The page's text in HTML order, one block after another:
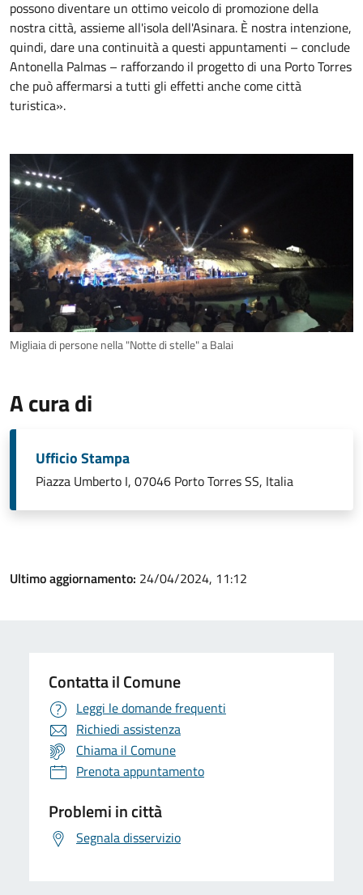
possono diventare un ottimo veicolo di promozione della
nostra città, assieme all'isola dell'Asinara. È nostra intenzione,
quindi, dare una continuità a questi appuntamenti – conclude
Antonella Palmas – rafforzando il progetto di una Porto Torres
che può affermarsi a tutti gli effetti anche come città
turistica».
Migliaia di persone nella "Notte di stelle" a Balai
A cura di
Ufficio Stampa
Piazza Umberto I, 07046 Porto Torres SS, Italia
Ultimo aggiornamento: 24/04/2024, 11:12
Contatta il Comune
Leggi le domande frequenti
Richiedi assistenza
Chiama il Comune
Prenota appuntamento
Problemi in città
Segnala disservizio